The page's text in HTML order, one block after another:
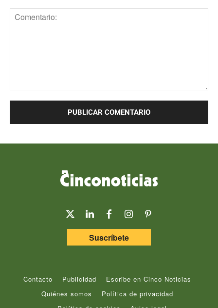
Suscríbete
Contacto Publicidad
Escribe en Cinco Noticias
Quiénes somos
Política de privacidad